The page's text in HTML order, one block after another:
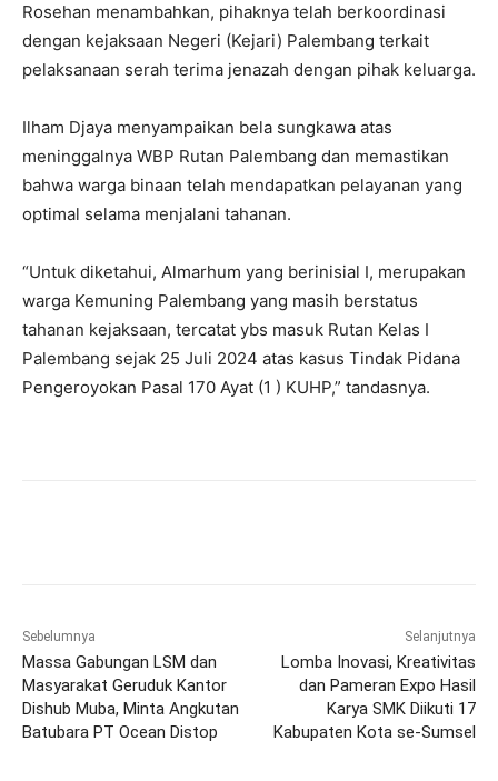
Rosehan menambahkan, pihaknya telah berkoordinasi
dengan kejaksaan Negeri (Kejari) Palembang terkait
pelaksanaan serah terima jenazah dengan pihak keluarga.
Ilham Djaya menyampaikan bela sungkawa atas
meninggalnya WBP Rutan Palembang dan memastikan
bahwa warga binaan telah mendapatkan pelayanan yang
optimal selama menjalani tahanan.
“Untuk diketahui, Almarhum yang berinisial I, merupakan
warga Kemuning Palembang yang masih berstatus
tahanan kejaksaan, tercatat ybs masuk Rutan Kelas I
Palembang sejak 25 Juli 2024 atas kasus Tindak Pidana
Pengeroyokan Pasal 170 Ayat (1 ) KUHP,” tandasnya.
Sebelumnya
Massa Gabungan LSM dan
Masyarakat Geruduk Kantor
Dishub Muba, Minta Angkutan
Batubara PT Ocean Distop
Selanjutnya
Lomba Inovasi, Kreativitas
dan Pameran Expo Hasil
Karya SMK Diikuti 17
Kabupaten Kota se-Sumsel